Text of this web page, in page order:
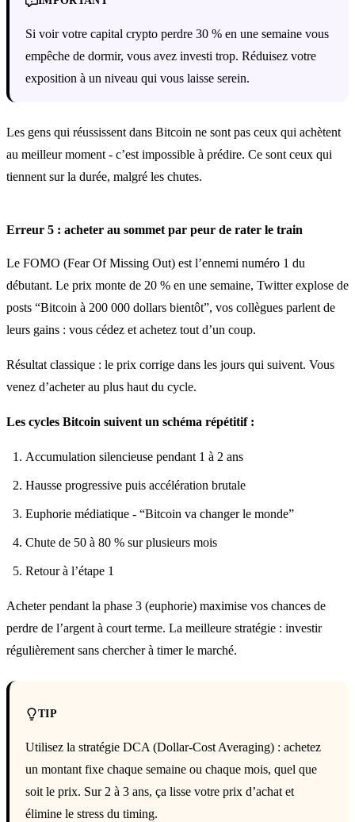
Si voir votre capital crypto perdre 30 % en une semaine vous
empêche de dormir, vous avez investi trop. Réduisez votre
exposition à un niveau qui vous laisse serein.
Les gens qui réussissent dans Bitcoin ne sont pas ceux qui achètent
au meilleur moment - c’est impossible à prédire. Ce sont ceux qui
tiennent sur la durée, malgré les chutes.
Erreur 5 : acheter au sommet par peur de rater le train
Le FOMO (Fear Of Missing Out) est l’ennemi numéro 1 du
débutant. Le prix monte de 20 % en une semaine, Twitter explose de
posts “Bitcoin à 200 000 dollars bientôt”, vos collègues parlent de
leurs gains : vous cédez et achetez tout d’un coup.
Résultat classique : le prix corrige dans les jours qui suivent. Vous
venez d’acheter au plus haut du cycle.
Les cycles Bitcoin suivent un schéma répétitif :
Accumulation silencieuse pendant 1 à 2 ans
Hausse progressive puis accélération brutale
Euphorie médiatique - “Bitcoin va changer le monde”
Chute de 50 à 80 % sur plusieurs mois
Retour à l’étape 1
Acheter pendant la phase 3 (euphorie) maximise vos chances de
perdre de l’argent à court terme. La meilleure stratégie : investir
régulièrement sans chercher à timer le marché.
TIP
Utilisez la stratégie DCA (Dollar-Cost Averaging) : achetez
un montant fixe chaque semaine ou chaque mois, quel que
soit le prix. Sur 2 à 3 ans, ça lisse votre prix d’achat et
élimine le stress du timing.